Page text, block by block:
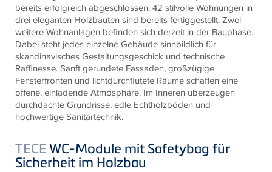
bereits erfolgreich abgeschlossen: 42 stilvolle Wohnungen in
drei eleganten Holzbauten sind bereits fertiggestellt. Zwei
weitere Wohnanlagen befinden sich derzeit in der Bauphase.
Dabei steht jedes einzelne Gebäude sinnbildlich für
skandinavisches Gestaltungsgeschick und technische
Raffinesse. Sanft gerundete Fassaden, großzügige
Fensterfronten und lichtdurchflutete Räume schaffen eine
offene, einladende Atmosphäre. Im Inneren überzeugen
durchdachte Grundrisse, edle Echtholzböden und
hochwertige Sanitärtechnik.
TECEWC-Module mit Safetybag für
Sicherheit im Holzbau